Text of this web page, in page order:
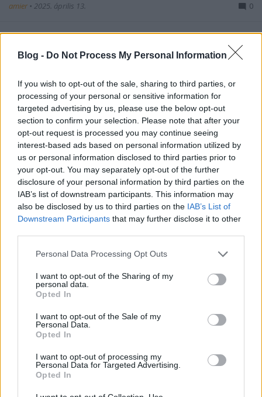
Blog - Do Not Process My Personal Information
If you wish to opt-out of the sale, sharing to third parties, or
processing of your personal or sensitive information for
targeted advertising by us, please use the below opt-out
section to confirm your selection. Please note that after your
opt-out request is processed you may continue seeing
interest-based ads based on personal information utilized by
us or personal information disclosed to third parties prior to
your opt-out. You may separately opt-out of the further
disclosure of your personal information by third parties on the
IAB’s list of downstream participants. This information may
also be disclosed by us to third parties on the IAB’s List of
Downstream Participants that may further disclose it to other
Please note that this website/app uses one or more Google
not limited to your visit or usage behaviour. You may click to
grant or deny consent to Google and its third-party tags to
use your data for below specified purposes in below Google
consent section.
Personal Data Processing Opt Outs
I want to opt-out of the Sharing of my
personal data.
Opted In
I want to opt-out of the Sale of my
Personal Data.
Opted In
I want to opt-out of processing my
Personal Data for Targeted Advertising.
Opted In
amier • 2025. április 13. 0
Szállodát csinálna a Kazinczy utca ikonikus helyéből
az MNB-botrányról elhíresült cég,
de az önkormányzat közbeszólt. (Telex)
Nincsenek felkészülve [484.]
2025. április 08.
Nyomoznak a Csemeztanyán a marhák tetemeire
sötét folyadékot bemutató videók miatt. (
444.hu
A Hegyeshalom melletti ...